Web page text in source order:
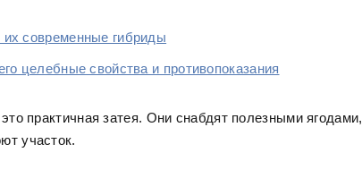
современные гибриды
целебные свойства и противопоказания
это практичная затея. Они снабдят полезными ягодами,
участок.